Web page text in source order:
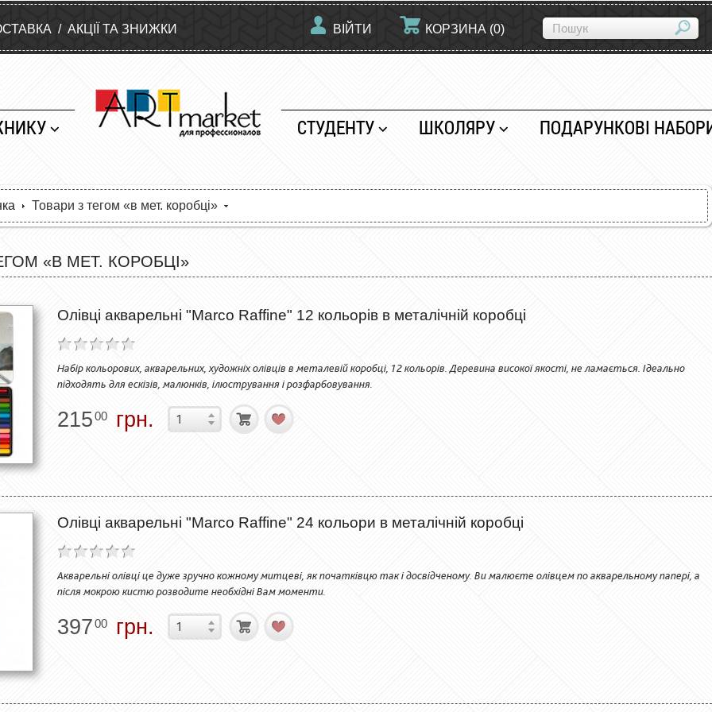
/ АКЦІЇ ТА ЗНИЖКИ ВІЙТИ КОРЗИНА (0)
СТУДЕНТУ ШКОЛЯРУ ПОДАРУНКОВІ
Товари з тегом «в мет. коробці»
«В МЕТ. КОРОБЦІ»
Олівці акварельні "Marco Raffine" 12 кольорів в металічній коробці
Набір кольорових, акварельних, художніх олівців в металевій коробці, 12 кольорів. Деревина високої якості, не ламається. Ідеально
підходять для ескізів, малюнків, ілюстрування і розфарбовування.
21500 грн.
Олівці акварельні "Marco Raffine" 24 кольори в металічній коробці
Акварельні олівці це дуже зручно кожному митцеві, як початківцю так і досвідченому. Ви малюєте олівцем по акварельному папері, а
після мокрою кистю розводите необхідні Вам моменти.
39700 грн.